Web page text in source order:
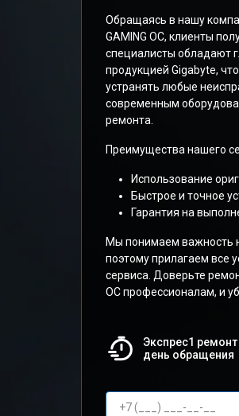
Обращаясь в нашу
GAMING OC, клиенты
специалисты обладают
продукцией Gigabyte,
устранять любые
современным
ремонта.
Преимущества нашего
Использование
Быстрое и точное
Гарантия на
Мы понимаем важность
поэтому прилагаем все
сервиса. Доверьте
OC профессионалам, и
Экспрес1 ремонт
день обращения